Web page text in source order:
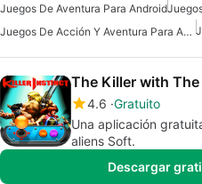
Juegos De Aventura Para Android
Juegos De Acción Y Aventura Para Android
The Killer with
4.6 Gratuito
Una aplicación
aliens Soft.
Descargar